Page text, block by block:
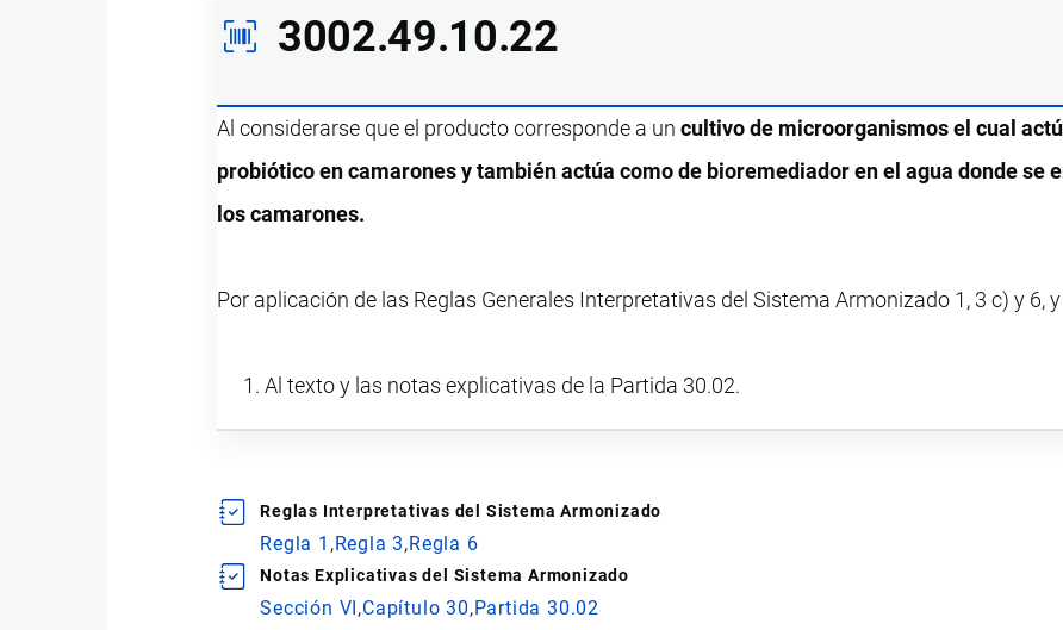
3002.49.10.22
Al considerarse que el producto corresponde a uncultivo de microorganismos el cual
probiótico en camarones y también actúa como de bioremediador en el agua donde se
los camarones.
Por aplicación de las Reglas Generales Interpretativas del Sistema Armonizado 1, 3 c) y 6,
Al texto y las notas explicativas de la Partida 30.02.
Reglas Interpretativas del Sistema Armonizado
Regla 1 Regla 3 Regla 6
Notas Explicativas del Sistema Armonizado
Sección VI Capítulo 30 Partida 30.02